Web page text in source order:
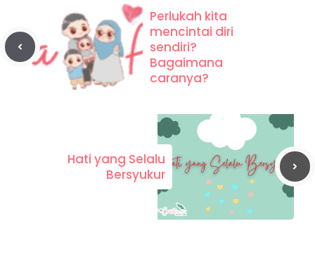
Perlukah kita
mencintai diri
sendiri?
Bagaimana
caranya?
Hati yang Selalu
Bersyukur